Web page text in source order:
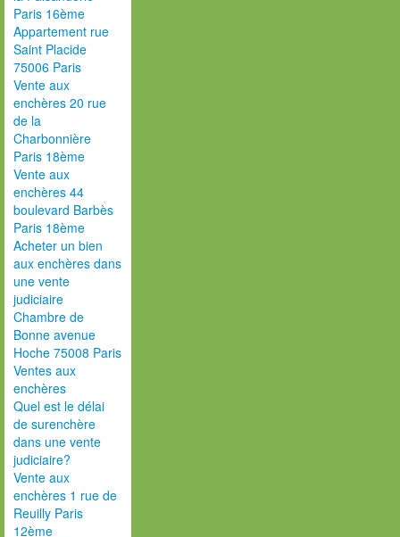
Paris 16ème
Appartement rue
Saint Placide
75006 Paris
Vente aux
enchères 20 rue
de la
Charbonnière
Paris 18ème
Vente aux
enchères 44
boulevard Barbès
Paris 18ème
Acheter un bien
aux enchères dans
une vente
judiciaire
Chambre de
Bonne avenue
Hoche 75008 Paris
Ventes aux
enchères
Quel est le délai
de surenchère
dans une vente
judiciaire?
Vente aux
enchères 1 rue de
Reuilly Paris
12ème